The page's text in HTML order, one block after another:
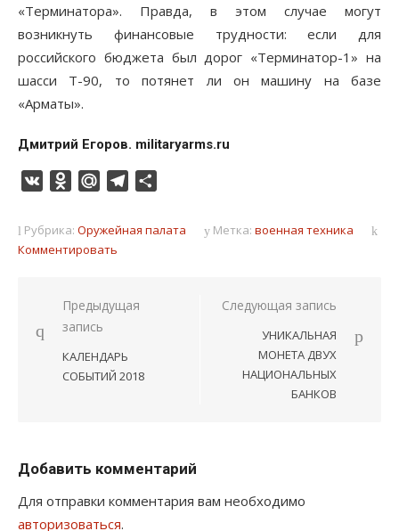
«Терминатора». Правда, в этом случае могут
возникнуть финансовые трудности: если для
российского бюджета был дорог «Терминатор-1» на
шасси Т-90, то потянет ли он машину на базе
«Арматы».
Дмитрий Егоров. militaryarms.ru
VK Odnoklassniki
Mail.RuTelegram
Рубрика: Оружейная палата Метка: военная техника
Комментировать
Навигация
по
записям
Предыдущая
запись
КАЛЕНДАРЬ
СОБЫТИЙ 2018
Следующая запись
УНИКАЛЬНАЯ
МОНЕТА ДВУХ
НАЦИОНАЛЬНЫХ
БАНКОВ
Добавить комментарий
Для отправки комментария вам необходимо
авторизоваться.